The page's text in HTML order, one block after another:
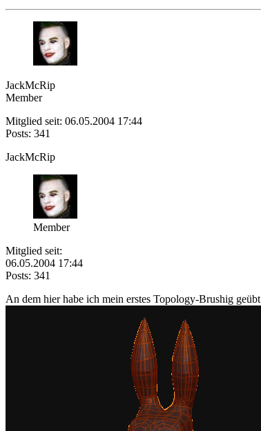
JackMcRip
Member
Mitglied seit: 06.05.2004 17:44
Posts: 341
JackMcRip
Member
Mitglied seit:
06.05.2004 17:44
Posts: 341
An dem hier habe ich mein erstes Topology-Brushig